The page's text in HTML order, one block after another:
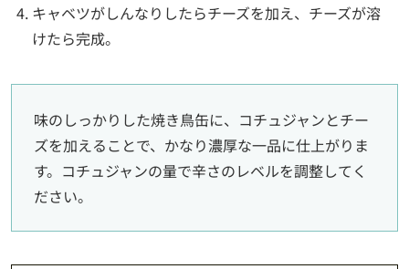
キャベツがしんなりしたらチーズを加え、チーズが溶
けたら完成。
味のしっかりした焼き鳥缶に、コチュジャンとチー
ズを加えることで、かなり濃厚な一品に仕上がりま
す。コチュジャンの量で辛さのレベルを調整してく
ださい。